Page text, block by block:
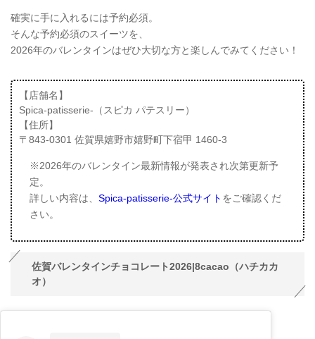
確実に手に入れるには予約必須。
そんな予約必須のスイーツを、
2026年のバレンタインはぜひ大切な方と楽しんでみてください！
【店舗名】
Spica-patisserie-（スピカ パテスリー）
【住所】
〒843-0301 佐賀県嬉野市嬉野町下宿甲 1460-3
※2026年のバレンタイン最新情報が発表され次第更新予
定。
詳しい内容は、 Spica-patisserie-公式サイト をご確認くだ
さい。
佐賀バレンタインチョコレート2026|8cacao（ハチカカ
オ）